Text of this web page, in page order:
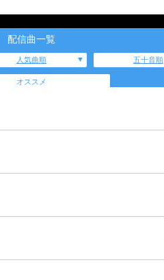
配信曲一覧
人気曲順 五十音順
オススメ